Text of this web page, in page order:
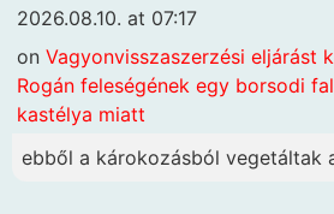
2026.08.10. at 07:17
on Vagyonvisszaszerzési eljárást
Rogán feleségének egy borsodi
kastélya miatt
ebből a károkozásból vegetáltak